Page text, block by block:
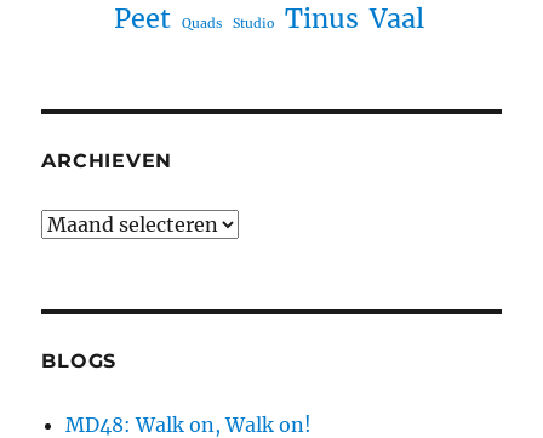
Peet Quads Studio Tinus Vaal
ARCHIEVEN
Archieven
BLOGS
MD48: Walk on, Walk on!